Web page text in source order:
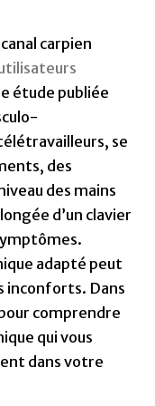
carpien
étude publiée
se
des
des mains
d’un clavier
adapté peut
inconforts. Dans
comprendre
qui vous
dans votre